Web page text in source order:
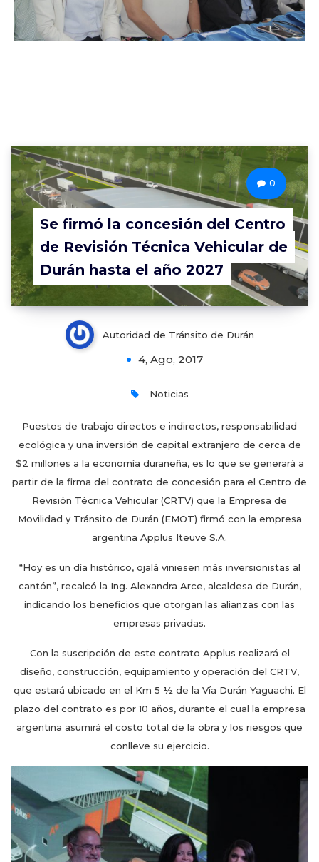
Se firmó la concesión del Centro
de Revisión Técnica Vehicular de
Durán hasta el año 2027
0
Autoridad de Tránsito de Durán
4, Ago, 2017
Noticias
Puestos de trabajo directos e indirectos, responsabilidad
ecológica y una inversión de capital extranjero de cerca de
$2 millones a la economía duraneña, es lo que se generará a
partir de la firma del contrato de concesión para el Centro de
Revisión Técnica Vehicular (CRTV) que la Empresa de
Movilidad y Tránsito de Durán (EMOT) firmó con la empresa
argentina Applus Iteuve S.A.
“Hoy es un día histórico, ojalá viniesen más inversionistas al
cantón”, recalcó la Ing. Alexandra Arce, alcaldesa de Durán,
indicando los beneficios que otorgan las alianzas con las
empresas privadas.
Con la suscripción de este contrato Applus realizará el
diseño, construcción, equipamiento y operación del CRTV,
que estará ubicado en el Km 5 ½ de la Vía Durán Yaguachi. El
plazo del contrato es por 10 años, durante el cual la empresa
argentina asumirá el costo total de la obra y los riesgos que
conlleve su ejercicio.